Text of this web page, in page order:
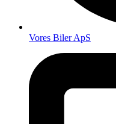
Vores Biler ApS